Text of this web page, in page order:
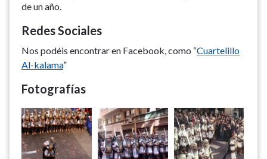
de un año.
Redes Sociales
Nos podéis encontrar en Facebook, como “Cuartelillo
Al-kalama”
Fotografías